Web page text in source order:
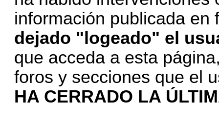
información publicada
dejado "logeado" el
que acceda a esta
foros y secciones que el
HA CERRADO LA